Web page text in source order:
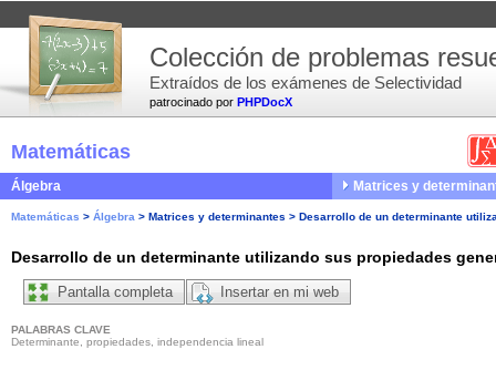
patrocinado por PHPDocX
Colección de problemas
Extraídos de los exámenes de Selectividad
Matemáticas
Álgebra Matrices y
Matemáticas > Álgebra > Matrices y determinantes > Desarrollo de un determinante
Desarrollo de un determinante utilizando sus propiedades
Pantalla completa Insertar en mi web
PALABRAS CLAVE
Determinante, propiedades, independencia lineal